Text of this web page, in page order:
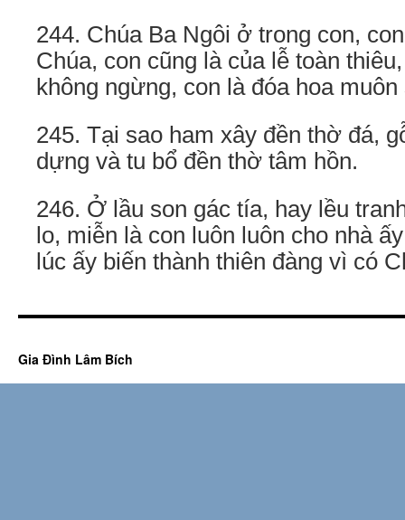
244. Chúa Ba Ngôi ở trong con,
Chúa, con cũng là của lễ toàn
không ngừng, con là đóa hoa
245. Tại sao ham xây đền thờ đá,
dựng và tu bổ đền thờ tâm hồn.
246. Ở lầu son gác tía, hay lều
lo, miễn là con luôn luôn cho nhà
lúc ấy biến thành thiên đàng vì có
Gia Đình Lâm Bích